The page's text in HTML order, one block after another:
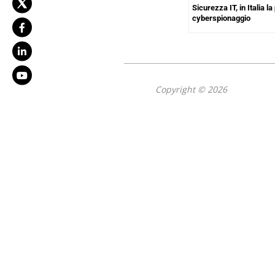
Sicurezza IT, in Italia la
cyberspionaggio
Copyright © 2026